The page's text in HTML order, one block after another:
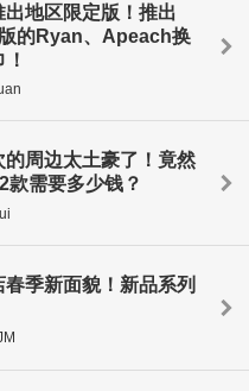
地区限定版！推出
的Ryan、Apeach换
周边太土豪了！竟然
款需要多少钱？
季新面貌！新品系列